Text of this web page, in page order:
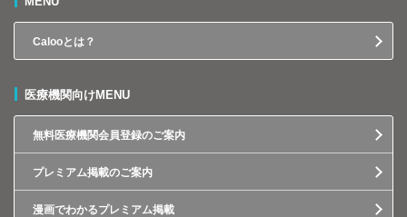
Calooとは？
医療機関向けMENU
無料医療機関会員登録のご案内
プレミアム掲載のご案内
漫画でわかるプレミアム掲載